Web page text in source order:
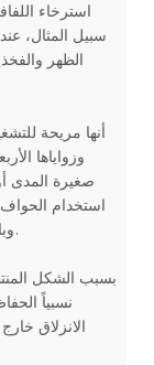
استرخاء
سبيل المثال،
الظهر
أنها مريحة
وزواياها
صغيرة المدى
استخدام
وبالتالي تخفيف التوتر العضلي بشكل أكثر استهدافًا.
بسبب الشكل
نسبياً
الانزلاق